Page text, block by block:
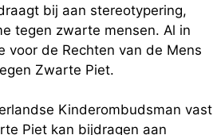
bij aan stereotypering,
tegen zwarte mensen. Al in
voor de Rechten van de Mens
Zwarte Piet.
Kinderombudsman vast
Piet kan bijdragen aan